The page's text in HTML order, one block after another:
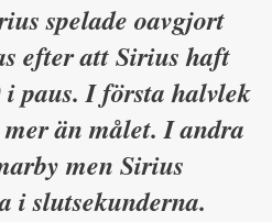
spelade oavgjort
efter att Sirius haft
paus. I första halvlek
än målet. I andra
men Sirius
i slutsekunderna.